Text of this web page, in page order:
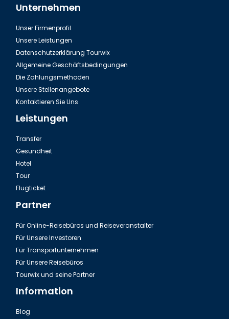
Unternehmen
Unser Firmenprofil
Unsere Leistungen
Datenschutzerklärung Tourwix
Allgemeine Geschäftsbedingungen
Die Zahlungsmethoden
Unsere Stellenangebote
Kontaktieren Sie Uns
Leistungen
Transfer
Gesundheit
Hotel
Tour
Flugticket
Partner
Für Online-Reisebüros und Reiseveranstalter
Für Unsere Investoren
Für Transportunternehmen
Für Unsere Reisebüros
Tourwix und seine Partner
Information
Blog